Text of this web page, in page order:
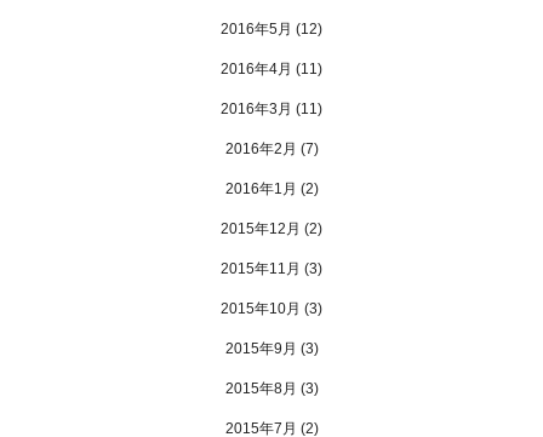
2016年5月 (12)
2016年4月 (11)
2016年3月 (11)
2016年2月 (7)
2016年1月 (2)
2015年12月 (2)
2015年11月 (3)
2015年10月 (3)
2015年9月 (3)
2015年8月 (3)
2015年7月 (2)